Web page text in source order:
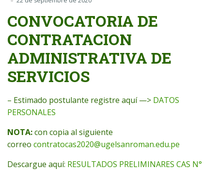
CONVOCATORIA DE
CONTRATACION
ADMINISTRATIVA DE
SERVICIOS
– Estimado postulante registre aquí —> DATOS
PERSONALES
NOTA:con copia al siguiente
correo contratocas2020@ugelsanroman.edu.pe
Descargue aquí: RESULTADOS PRELIMINARES CAS N°